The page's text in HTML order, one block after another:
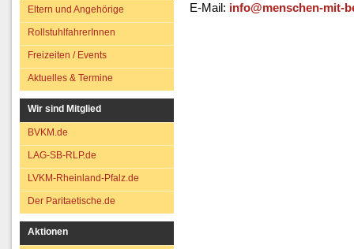
Eltern und Angehörige
RollstuhlfahrerInnen
Freizeiten / Events
Aktuelles & Termine
Wir sind Mitglied
BVKM.de
LAG-SB-RLP.de
LVKM-Rheinland-Pfalz.de
Der Paritaetische.de
Aktionen
E-Mail: info@menschen-mit-